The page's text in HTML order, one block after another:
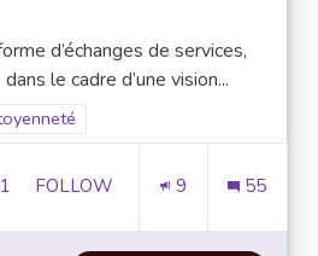
d’échanges de services,
le cadre d’une vision...
Numérique et Citoyenneté
21 FOLLOWERS
FOLLOW 9 55